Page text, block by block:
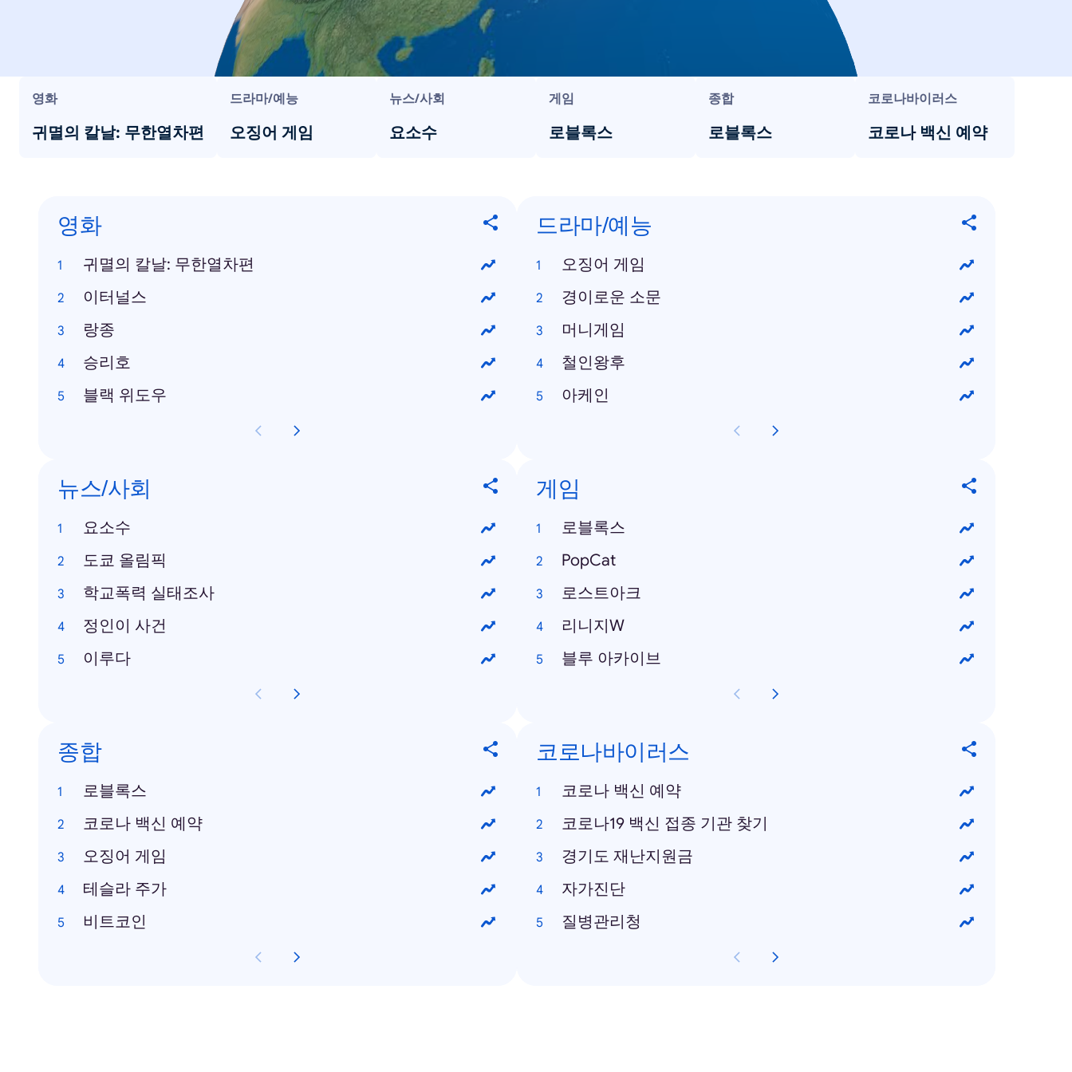
영화
귀멸의 칼날: 무한열차편
드라마/예능
오징어 게임
뉴스/사회
요소수
게임
로블록스
종합
로블록스
코로나바이러스
코로나 백신 예약
영화
귀멸의 칼날: 무한열차편
이터널스
랑종
승리호
블랙 위도우
드라마/예능
오징어 게임
경이로운 소문
머니게임
철인왕후
아케인
뉴스/사회
요소수
도쿄 올림픽
학교폭력 실태조사
정인이 사건
이루다
게임
로블록스
PopCat
로스트아크
리니지W
블루 아카이브
종합
로블록스
코로나 백신 예약
오징어 게임
테슬라 주가
비트코인
코로나바이러스
코로나 백신 예약
코로나19 백신 접종 기관 찾기
경기도 재난지원금
자가진단
질병관리청